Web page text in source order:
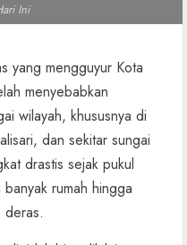
Ini
yang mengguyur Kota
menyebabkan
wilayah, khususnya di
dan sekitar sungai
drastis sejak pukul
rumah hingga
deras.